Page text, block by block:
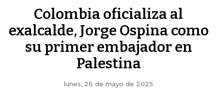
Colombia oficializa al
exalcalde, Jorge Ospina como
su primer embajador en
Palestina
lunes, 26 de mayo de 2025